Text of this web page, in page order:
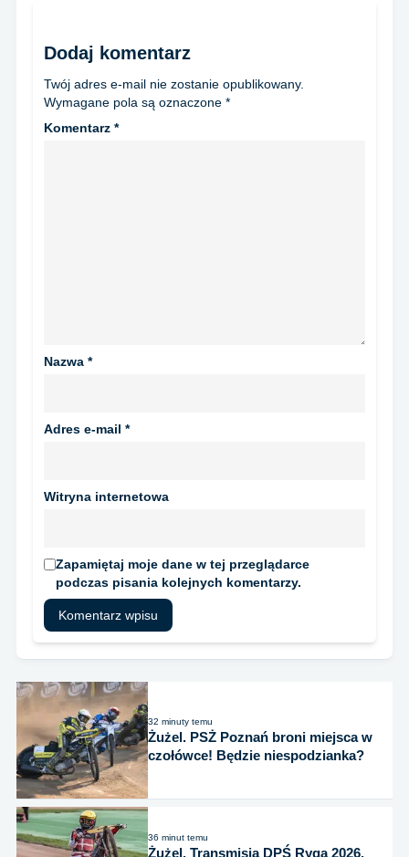
Dodaj komentarz
Twój adres e-mail nie zostanie opublikowany.
Wymagane pola są oznaczone *
Komentarz *
Nazwa *
Adres e-mail *
Witryna internetowa
Zapamiętaj moje dane w tej przeglądarce
podczas pisania kolejnych komentarzy.
32 minuty temu
Żużel. PSŻ Poznań broni miejsca w
czołówce! Będzie niespodzianka?
36 minut temu
Żużel. Transmisja DPŚ Ryga 2026.